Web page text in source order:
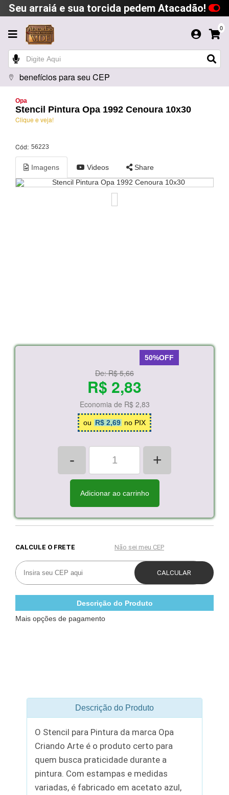
Seu arraiá e sua torcida pedem Atacadão!
0
benefícios para seu CEP
Opa
Stencil Pintura Opa 1992 Cenoura 10x30
Clique e veja!
Cód: 56223
Imagens Videos Share
50%OFF
De:R$ 5,66
R$ 2,83
Economia de R$ 2,83
ou R$ 2,69 no PIX
- +
Adicionar ao carrinho
Descrição do Produto
Mais opções de pagamento
Descrição do Produto
O Stencil para Pintura da marca Opa
Criando Arte é o produto certo para
quem busca praticidade durante a
pintura. Com estampas e medidas
variadas, é fabricado em acetato azul,